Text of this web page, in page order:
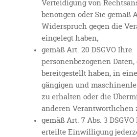
Verteidigung von
benötigen oder Sie gemäß
Widerspruch gegen die
eingelegt haben;
gemäß Art. 20 DSGVO Ihre
personenbezogenen Daten,
bereitgestellt haben, in
gängigen und
zu erhalten oder die
anderen Verantwortlichen
gemäß Art. 7 Abs. 3
erteilte Einwilligung